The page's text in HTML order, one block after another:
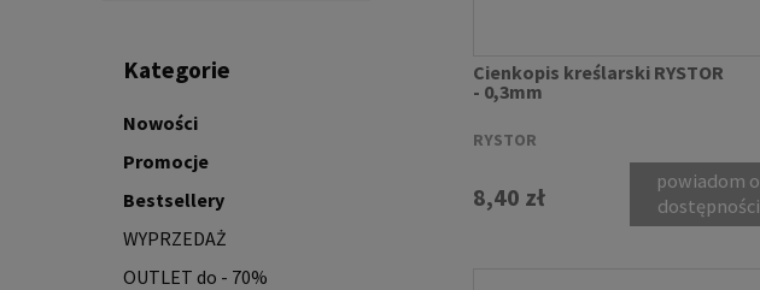
Kategorie
Nowości
Promocje
Bestsellery
WYPRZEDAŻ
OUTLET do - 70%
Cienkopis kreślarski RYSTOR
- 0,3mm
RYSTOR
8,40 zł
powiadom o
dostępności